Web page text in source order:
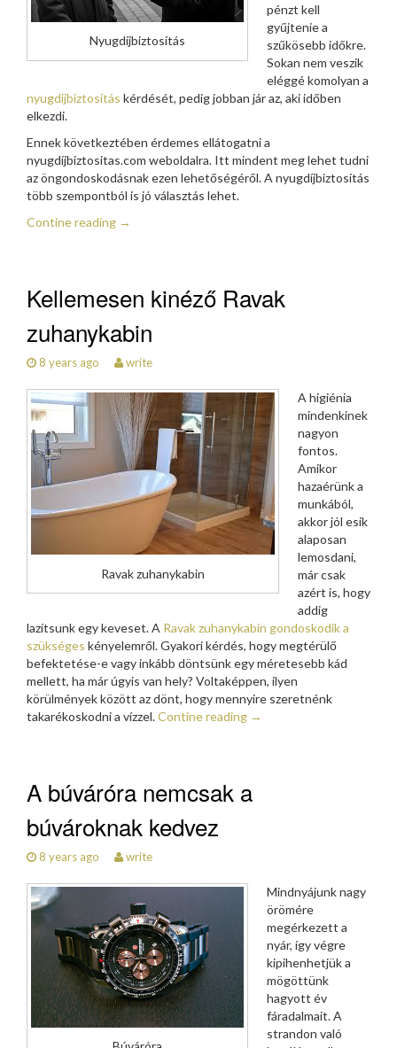
Nyugdíjbiztosítás
pénzt kell
gyűjtenie a
szűkösebb időkre.
Sokan nem veszik
eléggé komolyan a
nyugdíjbiztosítás kérdését, pedig jobban jár az, aki időben
elkezdi.
Ennek következtében érdemes ellátogatni a
nyugdíjbiztositas.com weboldalra. Itt mindent meg lehet tudni
az öngondoskodásnak ezen lehetőségéről. A nyugdíjbiztosítás
több szempontból is jó választás lehet.
Contine reading →
Kellemesen kinéző Ravak
zuhanykabin
8 years ago write
Ravak zuhanykabin
A higiénia
mindenkinek
nagyon
fontos.
Amikor
hazaérünk a
munkából,
akkor jól esik
alaposan
lemosdani,
már csak
azért is, hogy
addig
lazítsunk egy keveset. A Ravak zuhanykabin gondoskodik a
szükséges kényelemről. Gyakori kérdés, hogy megtérülő
befektetése-e vagy inkább döntsünk egy méretesebb kád
mellett, ha már úgyis van hely? Voltaképpen, ilyen
körülmények között az dönt, hogy mennyire szeretnénk
takarékoskodni a vízzel.Contine reading →
A búváróra nemcsak a
búvároknak kedvez
8 years ago write
Mindnyájunk nagy
örömére
megérkezett a
nyár, így végre
kipihenhetjük a
mögöttünk
hagyott év
fáradalmait. A
strandon való